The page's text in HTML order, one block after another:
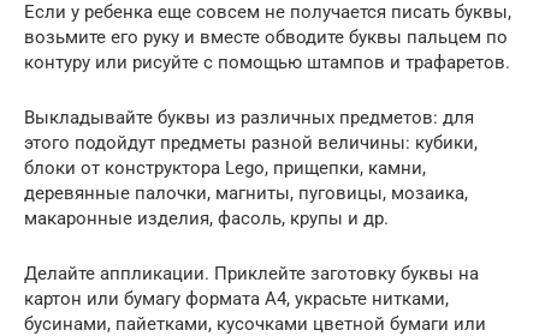
Если у ребенка еще совсем не получается писать буквы,
возьмите его руку и вместе обводите буквы пальцем по
контуру или рисуйте с помощью штампов и трафаретов.
Выкладывайте буквы из различных предметов: для
этого подойдут предметы разной величины: кубики,
блоки от конструктора Lego, прищепки, камни,
деревянные палочки, магниты, пуговицы, мозаика,
макаронные изделия, фасоль, крупы и др.
Делайте аппликации. Приклейте заготовку буквы на
картон или бумагу формата A4, украсьте нитками,
бусинами, пайетками, кусочками цветной бумаги или